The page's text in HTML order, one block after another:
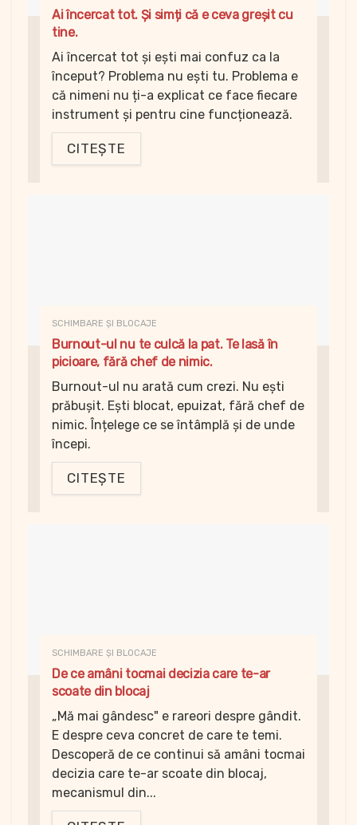
Ai încercat tot. Și simți că e ceva greșit cu
tine.
Ai încercat tot și ești mai confuz ca la
început? Problema nu ești tu. Problema e
că nimeni nu ți-a explicat ce face fiecare
instrument și pentru cine funcționează.
CITEȘTE
SCHIMBARE ȘI BLOCAJE
Burnout-ul nu te culcă la pat. Te lasă în
picioare, fără chef de nimic.
Burnout-ul nu arată cum crezi. Nu ești
prăbușit. Ești blocat, epuizat, fără chef de
nimic. Înțelege ce se întâmplă și de unde
începi.
CITEȘTE
SCHIMBARE ȘI BLOCAJE
De ce amâni tocmai decizia care te-ar
scoate din blocaj
„Mă mai gândesc" e rareori despre gândit.
E despre ceva concret de care te temi.
Descoperă de ce continui să amâni tocmai
decizia care te-ar scoate din blocaj,
mecanismul din...